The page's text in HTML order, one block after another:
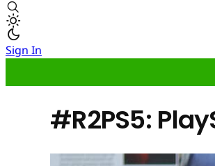
Sign In
#R2PS5: